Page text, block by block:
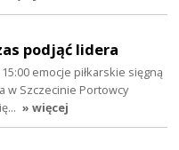
podjąć lidera
emocje piłkarskie sięgną
w Szczecinie Portowcy
» więcej